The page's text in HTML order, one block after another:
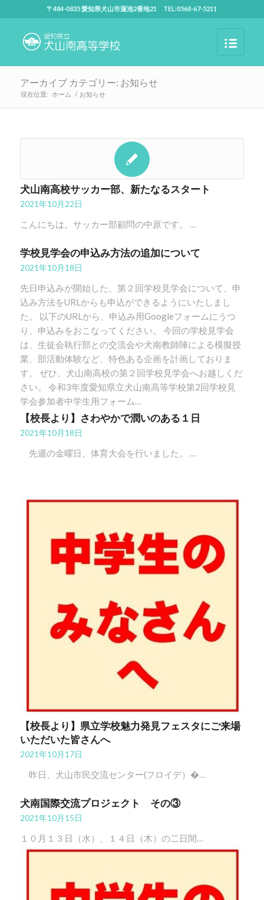
〒484-0835 愛知県犬山市蓮池2番地21 TEL:0568-67-5211
アーカイブ カテゴリー: お知らせ
現在位置: ホーム / お知らせ
犬山南高校サッカー部、新たなるスタート
2021年10月22日
こんにちは。サッカー部顧問の中原です。 …
学校見学会の申込み方法の追加について
2021年10月18日
先日申込みが開始した、第２回学校見学会について、申
込み方法をURLからも申込ができるようにいたしまし
た。 以下のURLから、申込み用Googleフォームにうつ
り、申込みをおこなってください。 今回の学校見学会
は、生徒会執行部との交流会や犬南教師陣による模擬授
業、部活動体験など、特色ある企画を計画しておりま
す。 ぜひ、犬山南高校の第２回学校見学会へお越しくだ
さい。 令和3年度愛知県立犬山南高等学校第2回学校見
学会参加者中学生用フォーム…
【校長より】さわやかで潤いのある１日
2021年10月18日
先週の金曜日、体育大会を行いました。 …
【校長より】県立学校魅力発見フェスタにご来場
いただいた皆さんへ
2021年10月17日
昨日、犬山市民交流センター(フロイデ）�…
犬南国際交流プロジェクト その③
2021年10月15日
１０月１３日（水）、１４日（木）の二日間…